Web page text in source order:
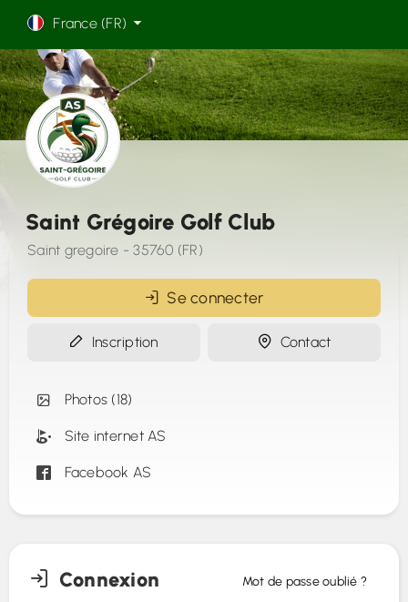
France (FR)
Saint Grégoire Golf Club
Saint gregoire - 35760 (FR)
Se connecter
Inscription Contact
Photos (18)
Site internet AS
Facebook AS
Connexion Mot de passe oublié ?